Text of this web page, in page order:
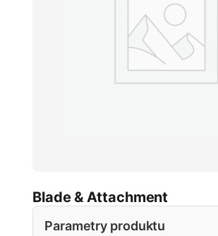
Blade & Attachment
Parametry produktu